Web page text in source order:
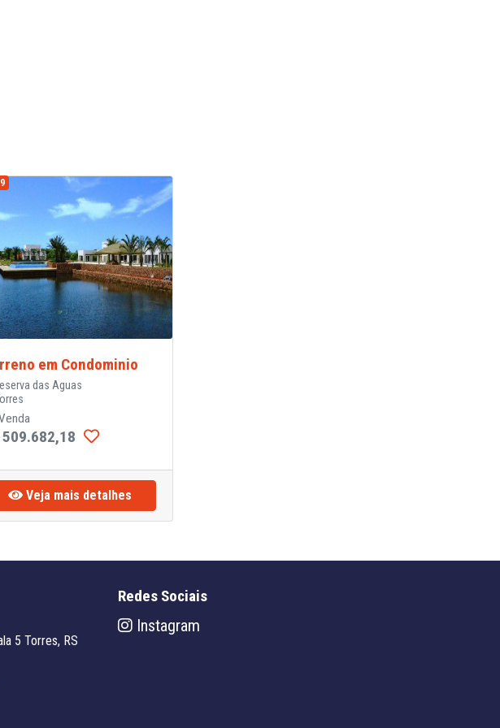
em Condominio
das Aguas
509.682,18
Veja mais detalhes
5 Torres, RS
Redes Sociais
Instagram